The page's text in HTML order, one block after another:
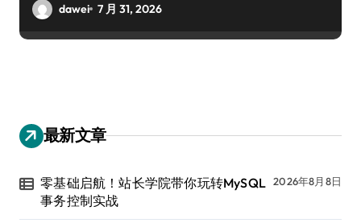
dawei 7 月 31, 2026
最新文章
零基础启航！站长学院带你玩转MySQL
事务控制实战
2026年8月8日